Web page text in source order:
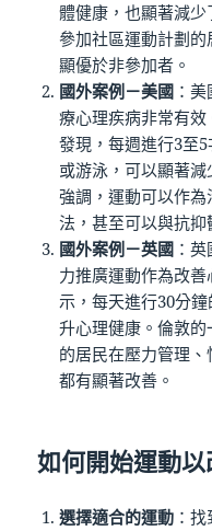
體健康，也顯著減少
參加社區運動計劃
顯優於非參加者。
國外案例－美國 ：
療心理疾病非常有
發現，每週進行3至
或游泳，可以顯著
強調，運動可以作
法，甚至可以與抗抑
國外案例－英國 ：
力推廣運動作為改
示，每天進行30分
升心理健康。倫敦
的居民在壓力管理
都有顯著改善。
如何開始運動
選擇適合的運動 ：